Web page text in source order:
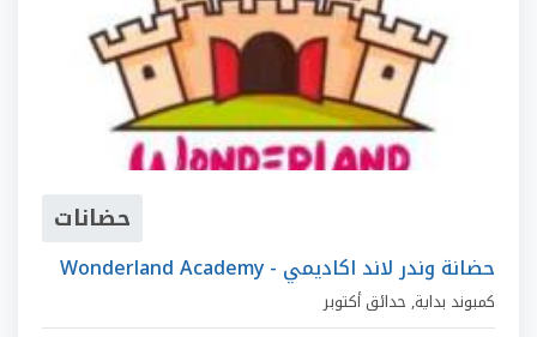
حضانات
Wonderland Academy - حضانة وندر لاند اكاديمي
كمبوند بداية, حدائق أكتوبر